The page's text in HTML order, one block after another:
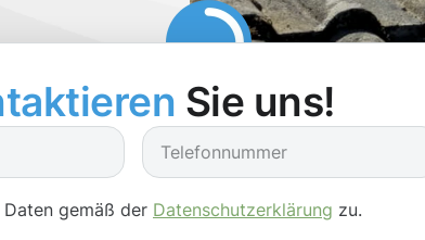
Sie uns!
gemäß der Datenschutzerklärung zu.